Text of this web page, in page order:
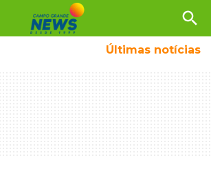
search
Últimas notícias